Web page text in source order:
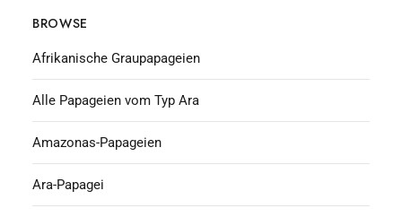
BROWSE
Afrikanische Graupapageien
Alle Papageien vom Typ Ara
Amazonas-Papageien
Ara-Papagei